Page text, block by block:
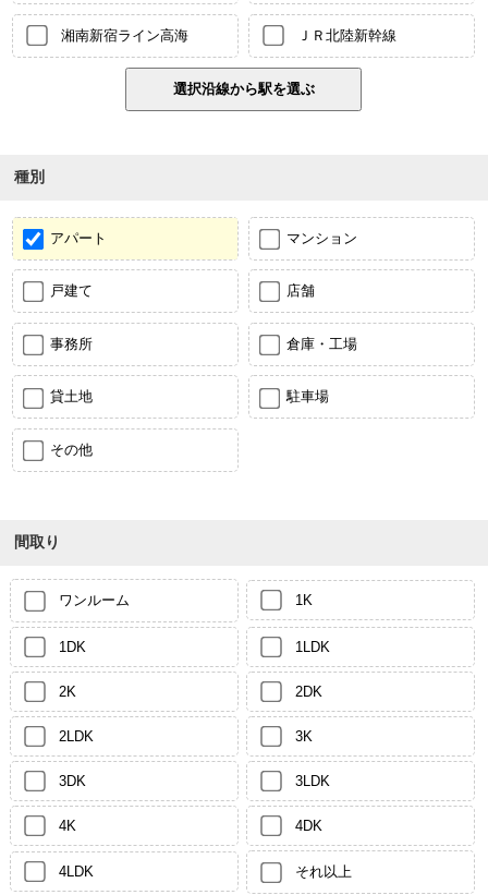
湘南新宿ライン高海 ＪＲ北陸新幹線
種別
アパート マンション
戸建て 店舗
事務所 倉庫・工場
貸土地 駐車場
その他
間取り
ワンルーム 1K
1DK 1LDK
2K 2DK
2LDK 3K
3DK 3LDK
4K 4DK
4LDK それ以上